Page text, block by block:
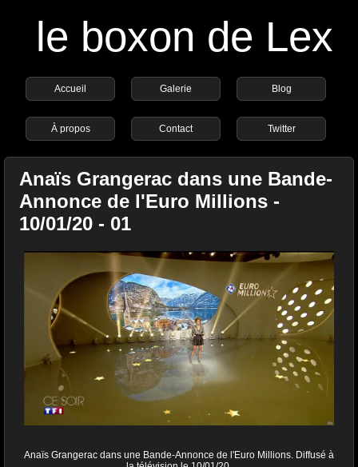
le boxon de Lex
Accueil Galerie Blog
À propos Contact Twitter
Anaïs Grangerac dans une Bande-
Annonce de l'Euro Millions -
10/01/20 - 01
Anaïs Grangerac dans une Bande-Annonce de l'Euro Millions. Diffusé à